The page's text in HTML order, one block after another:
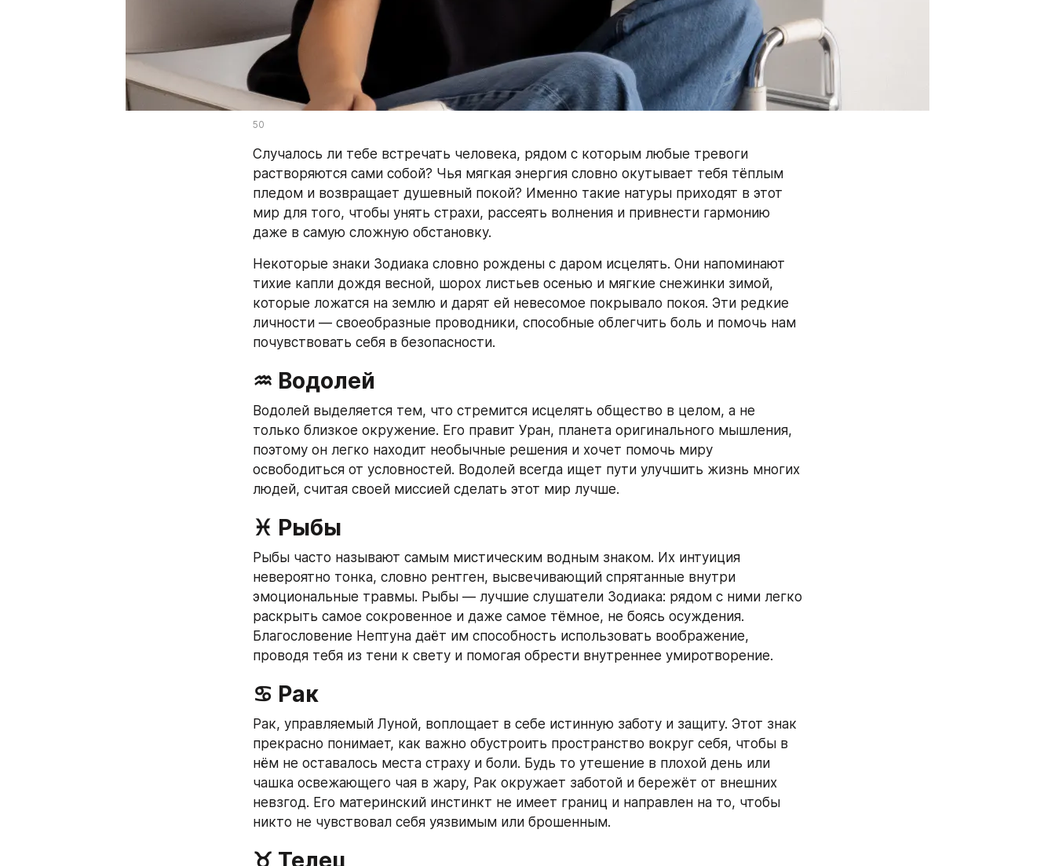
50
Случалось ли тебе встречать человека, рядом с которым любые тревоги
растворяются сами собой? Чья мягкая энергия словно окутывает тебя тёплым
пледом и возвращает душевный покой? Именно такие натуры приходят в этот
мир для того, чтобы унять страхи, рассеять волнения и привнести гармонию
даже в самую сложную обстановку.
Некоторые знаки Зодиака словно рождены с даром исцелять. Они напоминают
тихие капли дождя весной, шорох листьев осенью и мягкие снежинки зимой,
которые ложатся на землю и дарят ей невесомое покрывало покоя. Эти редкие
личности — своеобразные проводники, способные облегчить боль и помочь нам
почувствовать себя в безопасности.
♒ Водолей
Водолей выделяется тем, что стремится исцелять общество в целом, а не
только близкое окружение. Его правит Уран, планета оригинального мышления,
поэтому он легко находит необычные решения и хочет помочь миру
освободиться от условностей. Водолей всегда ищет пути улучшить жизнь многих
людей, считая своей миссией сделать этот мир лучше.
♓ Рыбы
Рыбы часто называют самым мистическим водным знаком. Их интуиция
невероятно тонка, словно рентген, высвечивающий спрятанные внутри
эмоциональные травмы. Рыбы — лучшие слушатели Зодиака: рядом с ними легко
раскрыть самое сокровенное и даже самое тёмное, не боясь осуждения.
Благословение Нептуна даёт им способность использовать воображение,
проводя тебя из тени к свету и помогая обрести внутреннее умиротворение.
♋ Рак
Рак, управляемый Луной, воплощает в себе истинную заботу и защиту. Этот знак
прекрасно понимает, как важно обустроить пространство вокруг себя, чтобы в
нём не оставалось места страху и боли. Будь то утешение в плохой день или
чашка освежающего чая в жару, Рак окружает заботой и бережёт от внешних
невзгод. Его материнский инстинкт не имеет границ и направлен на то, чтобы
никто не чувствовал себя уязвимым или брошенным.
♉ Телец